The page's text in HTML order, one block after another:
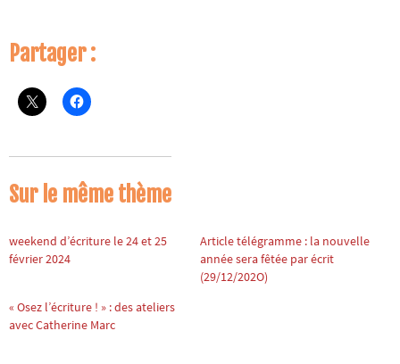
Partager :
Sur le même thème
weekend d’écriture le 24 et 25
février 2024
Article télégramme : la nouvelle
année sera fêtée par écrit
(29/12/202O)
« Osez l’écriture ! » : des ateliers
avec Catherine Marc